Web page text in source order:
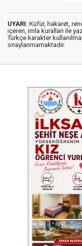
UYARI: Küfür, hakaret,
içeren, imla kuralları ile
Türkçe karakter
onaylanmamaktadır.